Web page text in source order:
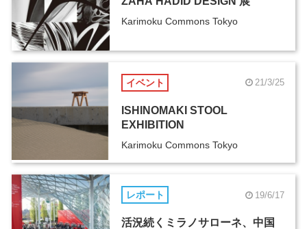
Karimoku Commons Tokyo
イベント 21/3/25
ISHINOMAKI STOOL
EXHIBITION
Karimoku Commons Tokyo
レポート 19/6/17
活況続くミラノサローネ、中国